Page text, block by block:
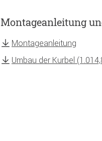
Montageanleitung
Montageanleitung
Umbau der Kurbel